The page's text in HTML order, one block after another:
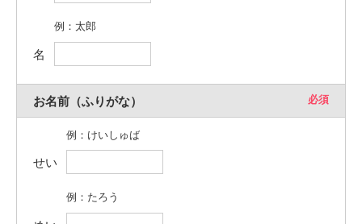
名
例：太郎
お名前（ふりがな） 必須
せい
例：けいしゅば
例：たろう